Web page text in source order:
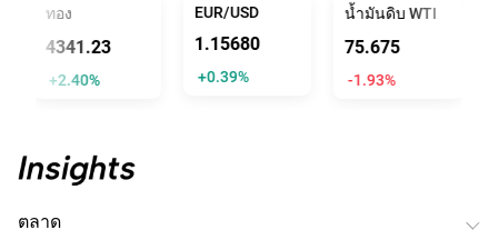
ทอง
4341.23
+2.40%
EUR/USD
1.15693
+0.40%
น้ำมันดิบ WTI
75.686
-1.92%
ตลาด